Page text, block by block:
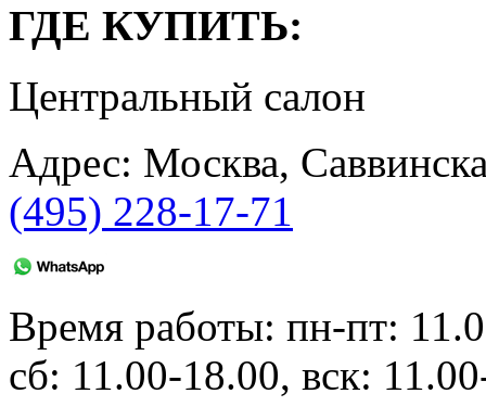
ГДЕ КУПИТЬ:
Центральный салон
Адрес: Москва,
(495) 228-17-71
Время работы: пн-пт:
сб: 11.00-18.00, вск: